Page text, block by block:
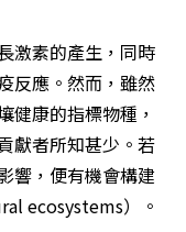
激素的產生，同時
反應。然而，雖然
健康的指標物種，
獻者所知甚少。若
響，便有機會構建
ecosystems）。